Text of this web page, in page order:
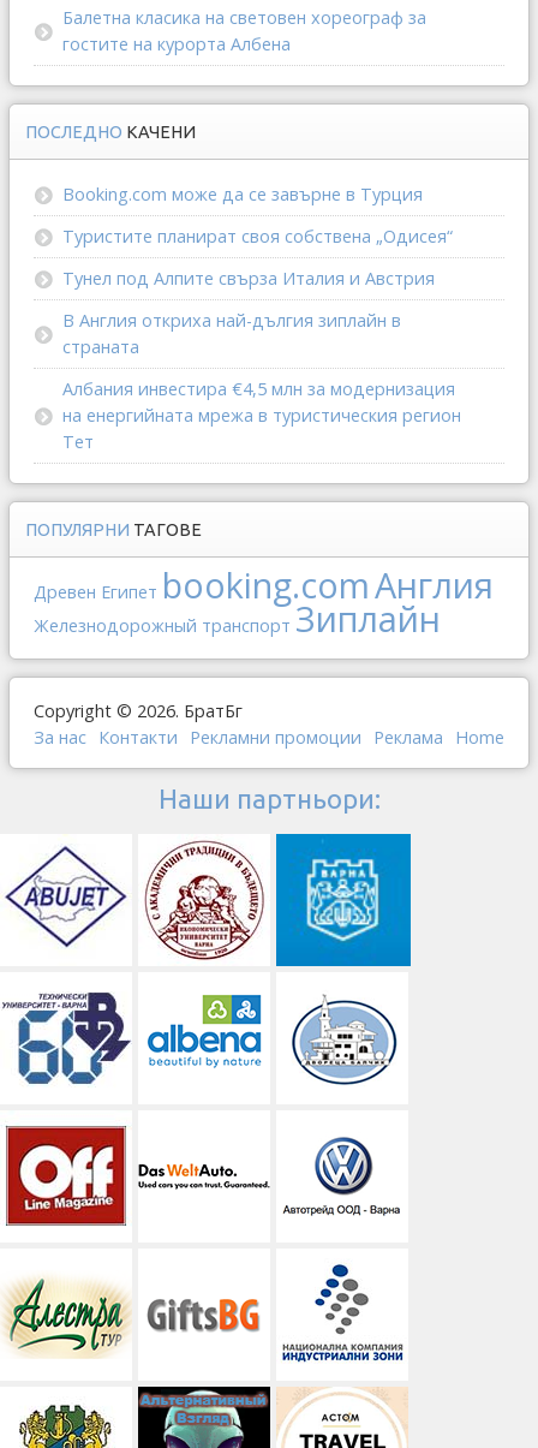
Балетна класика на световен хореограф за
гостите на курорта Албена
ПОСЛЕДНО КАЧЕНИ
Booking.com може да се завърне в Турция
Туристите планират своя собствена „Одисея“
Тунел под Алпите свърза Италия и Австрия
В Англия откриха най-дългия зиплайн в
страната
Албания инвестира €4,5 млн за модернизация
на енергийната мрежа в туристическия регион
Тет
ПОПУЛЯРНИ ТАГОВЕ
Древен Египет booking.comАнглия
Железнодорожный транспорт Зиплайн
Copyright © 2026. БратБг
За нас Контакти Рекламни промоции Реклама Home
Наши партньори: